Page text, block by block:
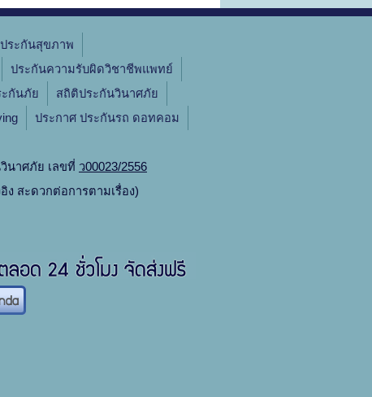
ประกันสุขภาพ
ประกันความรับผิดวิชาชีพแพทย์
กันภัย
สถิติประกันวินาศภัย
ประกาศ ประกันรถ ดอทคอม
นาศภัย เลขที่ ว00023/2556
ง สะดวกต่อการตามเรื่อง)